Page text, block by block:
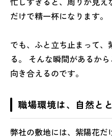
だけで精一杯になります。
でも、ふと立ち止まって
る。 そんな瞬間があるか
向き合えるのです。
職場環境は、自然と
弊社の敷地には、紫陽花だ